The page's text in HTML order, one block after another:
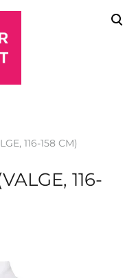
116-158 CM)
116-